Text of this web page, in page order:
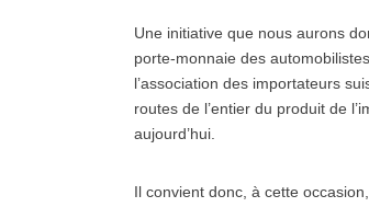
Une initiative que nous aurons
porte-monnaie des
l’association des importateurs
routes de l’entier du produit de
aujourd’hui.
Il convient donc, à cette